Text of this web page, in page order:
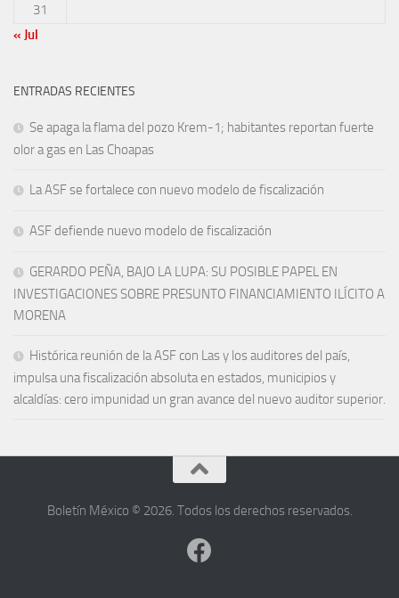
31
« Jul
ENTRADAS RECIENTES
Se apaga la flama del pozo Krem-1; habitantes reportan fuerte
olor a gas en Las Choapas
La ASF se fortalece con nuevo modelo de fiscalización
ASF defiende nuevo modelo de fiscalización
GERARDO PEÑA, BAJO LA LUPA: SU POSIBLE PAPEL EN
INVESTIGACIONES SOBRE PRESUNTO FINANCIAMIENTO ILÍCITO A
MORENA
Histórica reunión de la ASF con Las y los auditores del país,
impulsa una fiscalización absoluta en estados, municipios y
alcaldías: cero impunidad un gran avance del nuevo auditor superior.
Boletín México © 2026. Todos los derechos reservados.